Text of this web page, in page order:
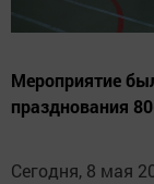
Мероприятие
празднования
Сегодня, 8 мая